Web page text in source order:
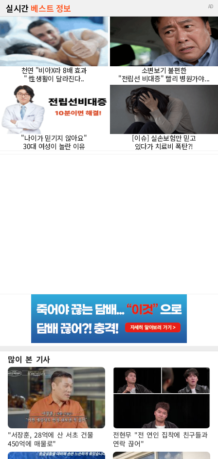
많이 본 기사
"서장훈, 28억에 산 서초 건물
450억에 매물로"
전현무 "전 연인 집착에 친구들과
연락 끊어"